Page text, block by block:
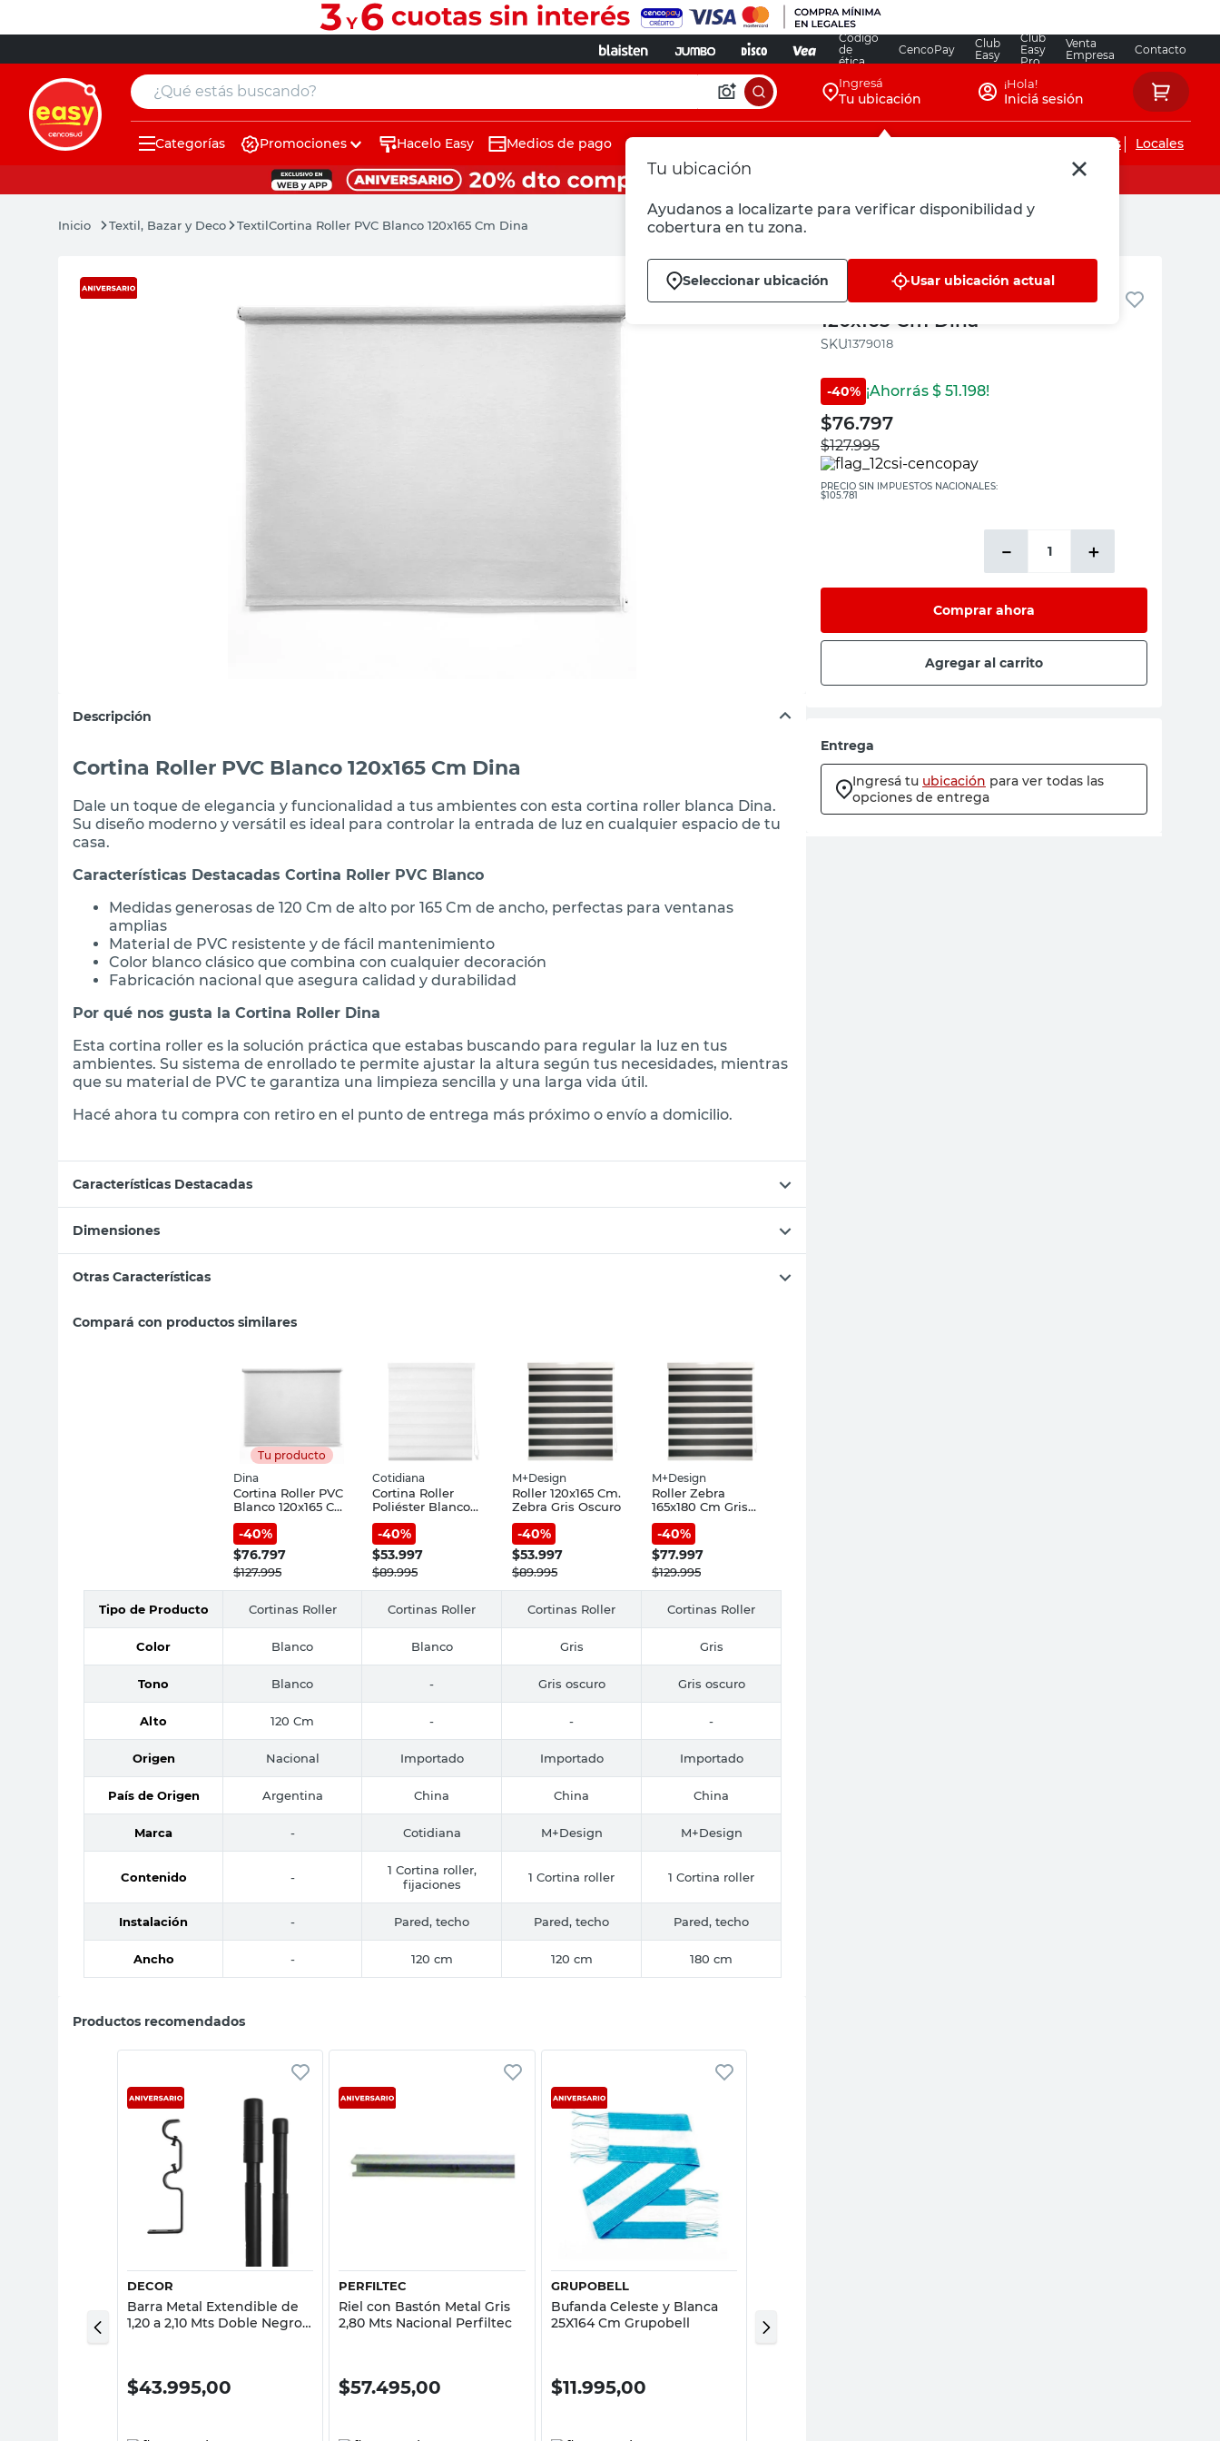
Código
de
ética
CencoPay
Club
Easy
Club
Easy
Pro
Venta
Empresa
Contacto
¿Qué estás buscando? Ingresá
Tu ubicación
Tu ubicación
Ayudanos a localizarte para verificar disponibilidad y
cobertura en tu zona.
Seleccionar ubicación Usar ubicación actual
¡Hola!
Iniciá sesión
Categorías Promociones Hacelo Easy Medios de pago Servicios de instalaciones Locales
Textil, Bazar y Deco TextilCortina Roller PVC Blanco 120x165 Cm Dina
Descripción
Cortina Roller PVC Blanco 120x165 Cm Dina
Dale un toque de elegancia y funcionalidad a tus ambientes con esta cortina roller blanca Dina.
Su diseño moderno y versátil es ideal para controlar la entrada de luz en cualquier espacio de tu
casa.
Características Destacadas Cortina Roller PVC Blanco
Medidas generosas de 120 Cm de alto por 165 Cm de ancho, perfectas para ventanas
amplias
Material de PVC resistente y de fácil mantenimiento
Color blanco clásico que combina con cualquier decoración
Fabricación nacional que asegura calidad y durabilidad
Por qué nos gusta la Cortina Roller Dina
Esta cortina roller es la solución práctica que estabas buscando para regular la luz en tus
ambientes. Su sistema de enrollado te permite ajustar la altura según tus necesidades, mientras
que su material de PVC te garantiza una limpieza sencilla y una larga vida útil.
Hacé ahora tu compra con retiro en el punto de entrega más próximo o envío a domicilio.
Características Destacadas
Dimensiones
Otras Características
Compará con productos similares
Tu producto
Dina
Cortina Roller PVC
Blanco 120x165 Cm
Dina
-40%
$76.797
$127.995
Cotidiana
Cortina Roller
Poliéster Blanco
120x165 Cm Zebra
Cotidiana
-40%
$53.997
$89.995
M+Design
Roller 120x165 Cm.
Zebra Gris Oscuro
-40%
$53.997
$89.995
M+Design
Roller Zebra
165x180 Cm Gris
Oscuro
-40%
$77.997
$129.995
Tipo de Producto Cortinas Roller Cortinas Roller Cortinas Roller Cortinas Roller
Color Blanco Blanco Gris Gris
Tono Blanco - Gris oscuro Gris oscuro
Alto 120 Cm - - -
Origen Nacional Importado Importado Importado
País de Origen Argentina China China China
Marca - Cotidiana M+Design M+Design
Contenido -
1 Cortina roller,
fijaciones
1 Cortina roller 1 Cortina roller
Instalación - Pared, techo Pared, techo Pared, techo
Ancho - 120 cm 120 cm 180 cm
Productos recomendados
DECOR
Barra Metal Extendible de
1,20 a 2,10 Mts Doble Negro
$43.995,00
PERFILTEC
Riel con Bastón Metal Gris
2,80 Mts Nacional Perfiltec
$57.495,00
Vista rápida
GRUPOBELL
Bufanda Celeste y Blanca
25X164 Cm Grupobell
$11.995,00
Metal Zincado Plateado
Decor
Dina
Cortina Roller PVC Blanco
120x165 Cm Dina
:1379018
-40% ¡Ahorrás $ 51.198!
$76.797
$127.995
PRECIO SIN IMPUESTOS NACIONALES:
$105.781
＋
－
Comprar ahora
Agregar al carrito
Entrega
Ingresá tu ubicación para ver todas las
opciones de entrega
muebles